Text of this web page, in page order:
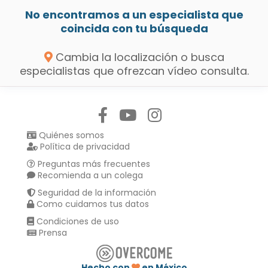
No encontramos a un especialista que
coincida con tu búsqueda
Cambia la localización o busca
especialistas que ofrezcan vídeo consulta.
Quiénes somos
Política de privacidad
Preguntas más frecuentes
Recomienda a un colega
Seguridad de la información
Como cuidamos tus datos
Condiciones de uso
Prensa